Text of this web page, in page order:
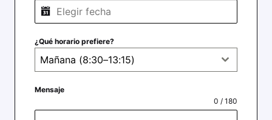
¿Qué horario prefiere?
Mañana (8:30–13:15)
Mensaje
0 / 180